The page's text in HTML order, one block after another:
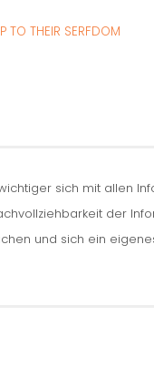
TO THEIR SERFDOM
sich mit allen
der
und sich ein